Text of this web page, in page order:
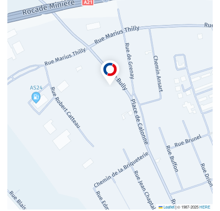
Leaflet|© 1987-2025HERE